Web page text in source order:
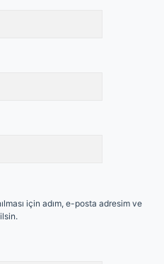
için adım, e-posta adresim ve